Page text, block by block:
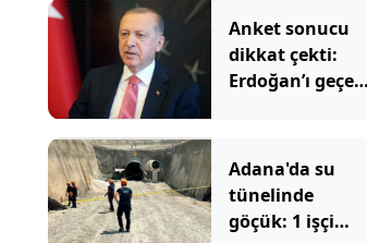
Anket sonucu
dikkat çekti:
Erdoğan’ı geçen
Adana'da su
tünelinde
göçük: 1 işçi